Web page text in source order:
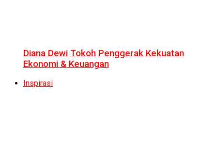
Diana Dewi Tokoh Penggerak Kekuatan
Ekonomi & Keuangan
Inspirasi